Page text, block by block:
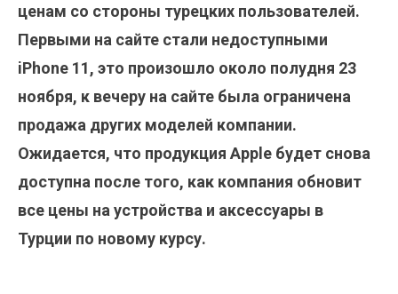
ценам со стороны турецких пользователей.
Первыми на сайте стали недоступными
iPhone 11, это произошло около полудня 23
ноября, к вечеру на сайте была ограничена
продажа других моделей компании.
Ожидается, что продукция Apple будет снова
доступна после того, как компания обновит
все цены на устройства и аксессуары в
Турции по новому курсу.